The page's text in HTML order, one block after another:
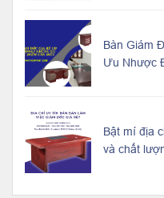
Bàn Giám
Ưu Nhược
Bật mí địa
và chất